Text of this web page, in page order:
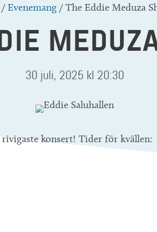
/Evenemang /The Eddie Meduza
30 juli, 2025 kl 20:30
konsert! Tider för kvällen: